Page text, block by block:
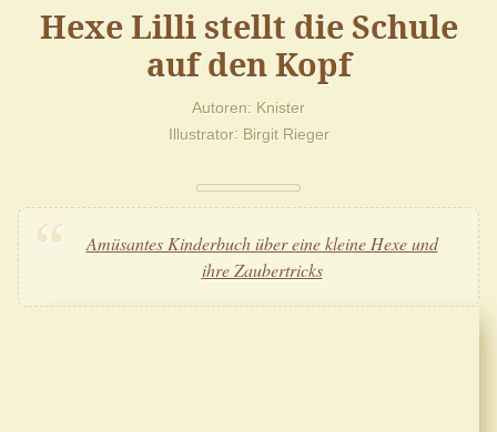
Hexe Lilli stellt die Schule
auf den Kopf
Autoren Knister
Illustrator Birgit Rieger
Amüsantes Kinderbuch über eine kleine Hexe und
ihre Zaubertricks